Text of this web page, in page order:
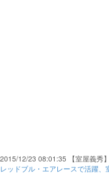
2015/12/23 08:01:35 【室屋義秀】
レッドブル・エアレースで活躍